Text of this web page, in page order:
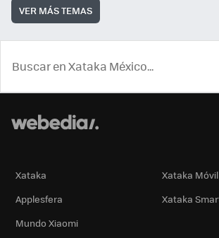
VER MÁS TEMAS
Xataka
Xataka Móvil
Applesfera
Xataka
Mundo Xiaomi